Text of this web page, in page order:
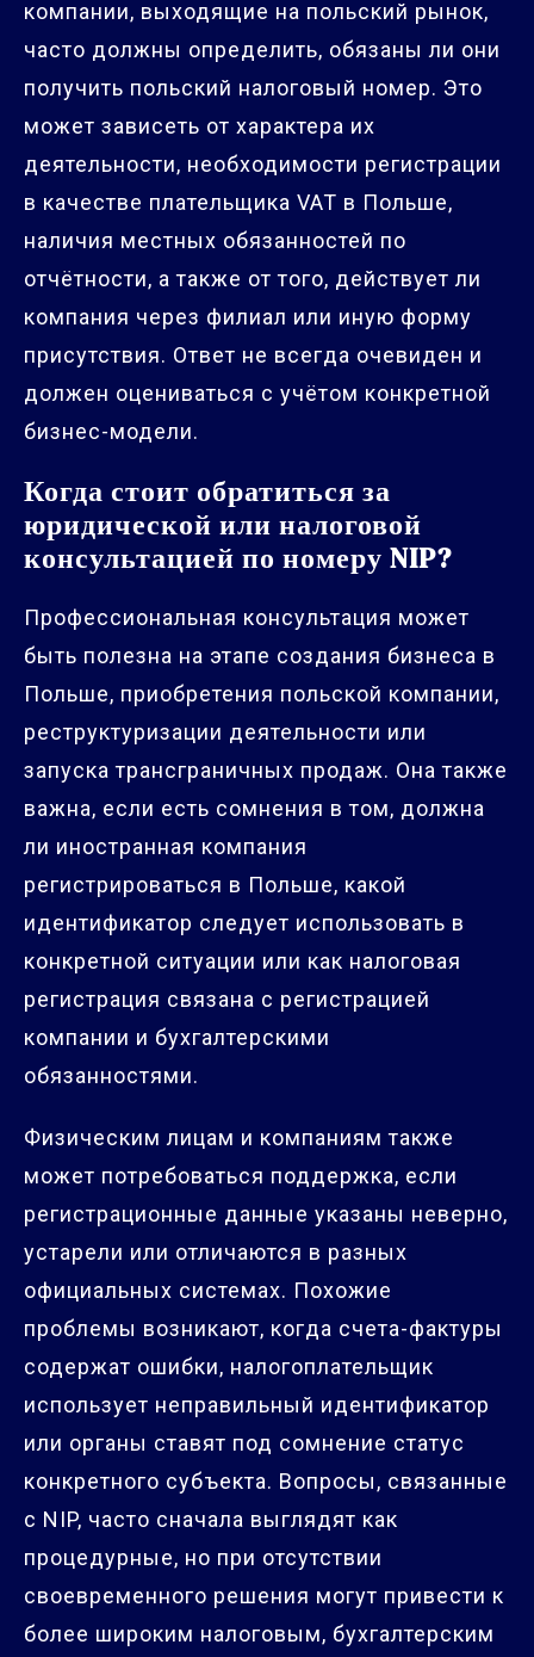
компании, выходящие на польский рынок,
часто должны определить, обязаны ли они
получить польский налоговый номер. Это
может зависеть от характера их
деятельности, необходимости регистрации
в качестве плательщика VAT в Польше,
наличия местных обязанностей по
отчётности, а также от того, действует ли
компания через филиал или иную форму
присутствия. Ответ не всегда очевиден и
должен оцениваться с учётом конкретной
бизнес-модели.
Когда стоит обратиться за
юридической или налоговой
консультацией по номеру NIP?
Профессиональная консультация может
быть полезна на этапе создания бизнеса в
Польше, приобретения польской компании,
реструктуризации деятельности или
запуска трансграничных продаж. Она также
важна, если есть сомнения в том, должна
ли иностранная компания
регистрироваться в Польше, какой
идентификатор следует использовать в
конкретной ситуации или как налоговая
регистрация связана с регистрацией
компании и бухгалтерскими
обязанностями.
Физическим лицам и компаниям также
может потребоваться поддержка, если
регистрационные данные указаны неверно,
устарели или отличаются в разных
официальных системах. Похожие
проблемы возникают, когда счета-фактуры
содержат ошибки, налогоплательщик
использует неправильный идентификатор
или органы ставят под сомнение статус
конкретного субъекта. Вопросы, связанные
с NIP, часто сначала выглядят как
процедурные, но при отсутствии
своевременного решения могут привести к
более широким налоговым, бухгалтерским